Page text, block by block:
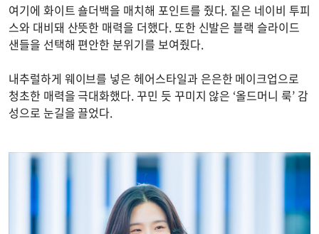
여기에 화이트 숄더백을 매치해 포인트를 줬다. 짙은 네이비 투피
스와 대비돼 산뜻한 매력을 더했다. 또한 신발은 블랙 슬라이드
샌들을 선택해 편안한 분위기를 보여줬다.
내추럴하게 웨이브를 넣은 헤어스타일과 은은한 메이크업으로
청초한 매력을 극대화했다. 꾸민 듯 꾸미지 않은 ‘올드머니 룩’ 감
성으로 눈길을 끌었다.